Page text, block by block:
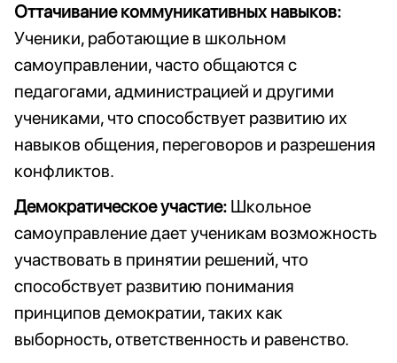
Оттачивание коммуникативных навыков:
Ученики, работающие в школьном
самоуправлении, часто общаются с
педагогами, администрацией и другими
учениками, что способствует развитию их
навыков общения, переговоров и разрешения
конфликтов.
Демократическое участие: Школьное
самоуправление дает ученикам возможность
участвовать в принятии решений, что
способствует развитию понимания
принципов демократии, таких как
выборность, ответственность и равенство.